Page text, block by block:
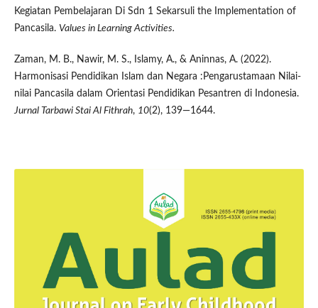
Kegiatan Pembelajaran Di Sdn 1 Sekarsuli the Implementation of
Pancasila. Values in Learning Activities.
Zaman, M. B., Nawir, M. S., Islamy, A., & Aninnas, A. (2022).
Harmonisasi Pendidikan Islam dan Negara :Pengarustamaan Nilai-
nilai Pancasila dalam Orientasi Pendidikan Pesantren di Indonesia.
Jurnal Tarbawi Stai Al Fithrah, 10(2), 139—1644.